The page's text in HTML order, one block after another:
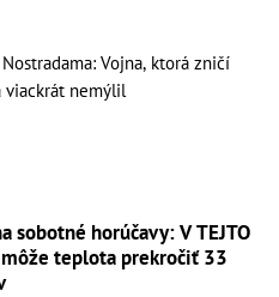
Vojna, ktorá zničí
viackrát nemýlil
sobotné horúčavy: V TEJTO
teplota prekročiť 33